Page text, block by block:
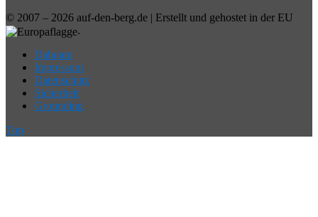
© 2007 – 2026 auf-den-berg.de | Erstellt und gehostet in der EU
.
Dahoam
Impressum
Datenschutz
Sicherheit
Grounding
Top